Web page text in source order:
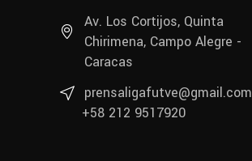
Av. Los Cortijos, Quinta
Chirimena, Campo Alegre -
Caracas
prensaligafutve@gmail.com
+58 212 9517920